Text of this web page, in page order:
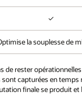
✓
la souplesse de
de rester
capturées en
finale se produit et